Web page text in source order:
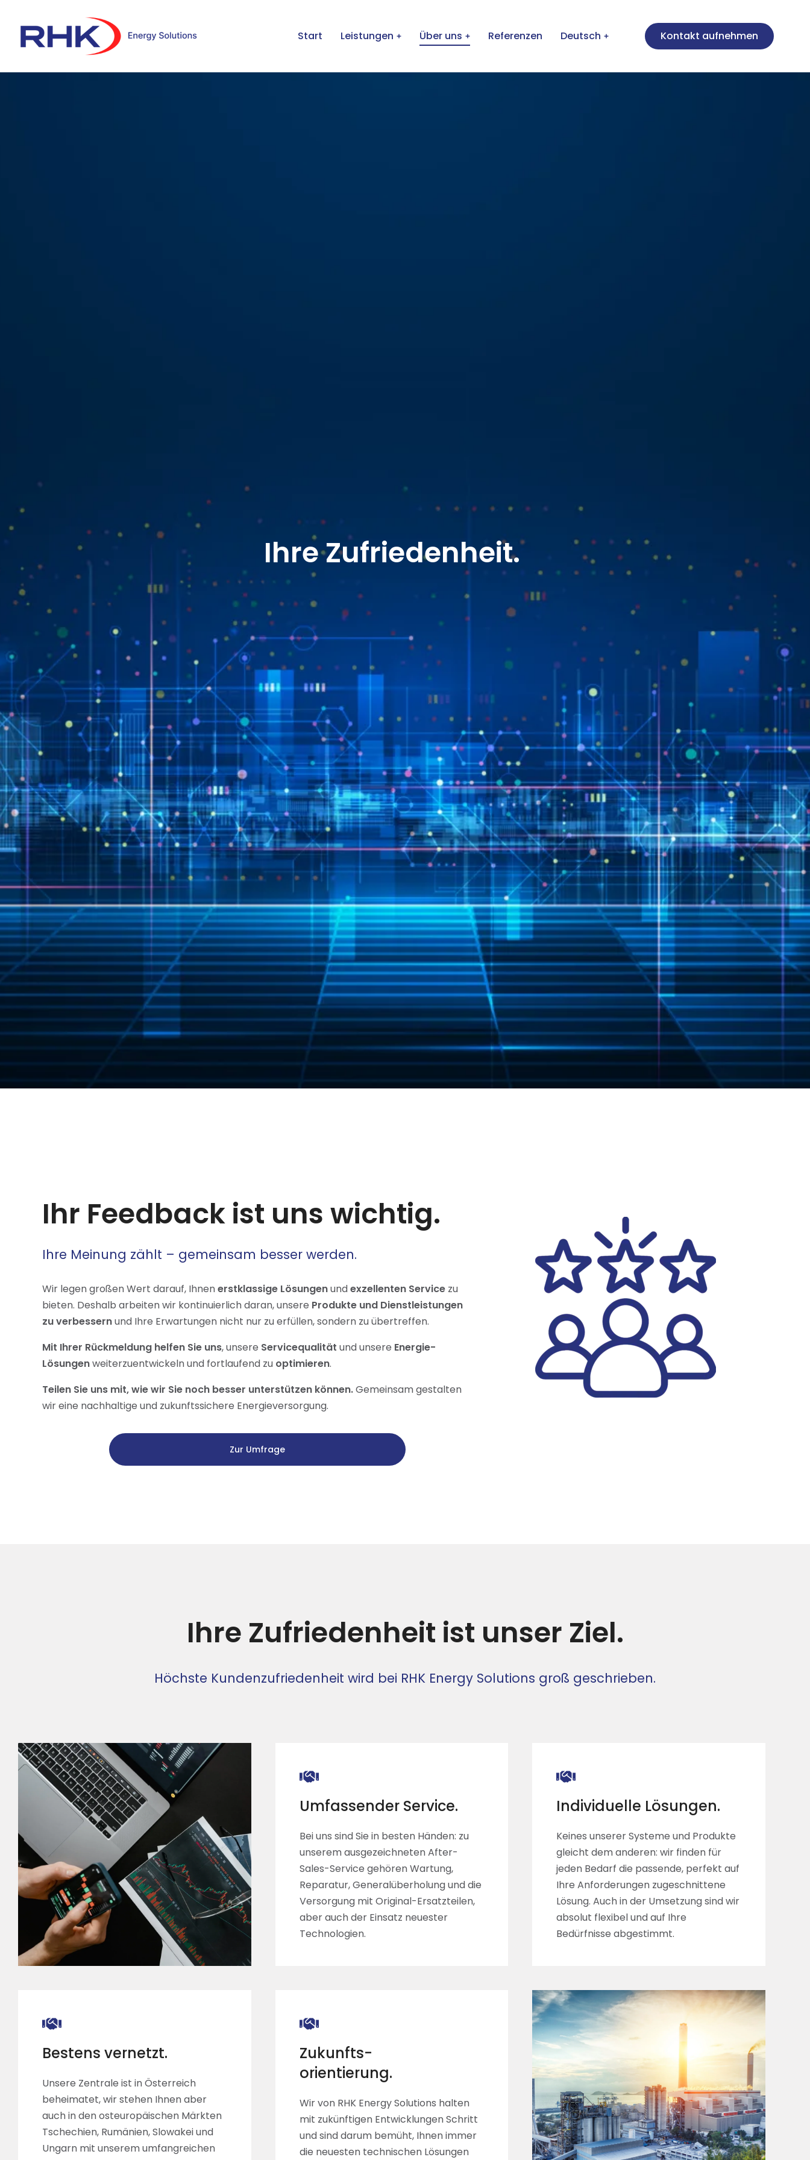
Start Leistungen Über uns Referenzen Deutsch Kontakt aufnehmen
Ihre Zufriedenheit.
Ihr Feedback ist uns wichtig.
Ihre Meinung zählt – gemeinsam besser werden.
Wir legen großen Wert darauf, Ihnenerstklassige Lösungenundexzellenten Service zu
bieten. Deshalb arbeiten wir kontinuierlich daran, unsere Produkte und Dienstleistungen
zu verbessernund Ihre Erwartungen nicht nur zu erfüllen, sondern zu übertreffen.
Mit Ihrer Rückmeldung helfen Sie uns, unsere Servicequalität und unsere Energie-
Lösungenweiterzuentwickeln und fortlaufend zu optimieren.
Teilen Sie uns mit, wie wir Sie noch besser unterstützen können.Gemeinsam gestalten
wir eine nachhaltige und zukunftssichere Energieversorgung.
Zur Umfrage
Ihre Zufriedenheit ist unser Ziel.
Höchste Kundenzufriedenheit wird bei RHK Energy Solutions groß geschrieben.
Umfassender Service.
Bei uns sind Sie in besten Händen: zu
unserem ausgezeichneten After-
Sales-Service gehören Wartung,
Reparatur, Generalüberholung und die
Versorgung mit Original-Ersatzteilen,
aber auch der Einsatz neuester
Technologien.
Individuelle Lösungen.
Keines unserer Systeme und Produkte
gleicht dem anderen: wir finden für
jeden Bedarf die passende, perfekt auf
Ihre Anforderungen zugeschnittene
Lösung. Auch in der Umsetzung sind wir
absolut flexibel und auf Ihre
Bedürfnisse abgestimmt.
Bestens vernetzt.
Unsere Zentrale ist in Österreich
beheimatet, wir stehen Ihnen aber
auch in den osteuropäischen Märkten
Tschechien, Rumänien, Slowakei und
Ungarn mit unserem umfangreichen
Zukunfts-
orientierung.
Wir von RHK Energy Solutions halten
mit zukünftigen Entwicklungen Schritt
und sind darum bemüht, Ihnen immer
die neuesten technischen Lösungen